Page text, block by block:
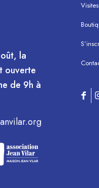
la
ouverte
de 9h à